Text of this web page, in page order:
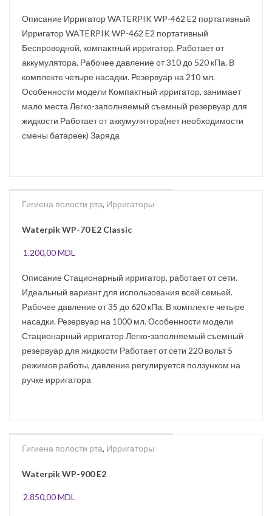
Описание Ирригатор WATERPIK WP-462 E2 портативный
Ирригатор WATERPIK WP-462 E2 портативный
Беспроводной, компактный ирригатор. Работает от
аккумулятора. Рабочее давление от 310 до 520 кПа. В
комплекте четыре насадки. Резервуар на 210 мл.
Особенности модели Компактный ирригатор, занимает
мало места Легко-заполняемый съемный резервуар для
жидкости Работает от аккумулятора(нет необходимости
смены батареек) Заряда
Гигиена полости рта, Ирригаторы
Waterpik WP-70 E2 Classic
1.200,00MDL
Описание Стационарный ирригатор, работает от сети.
Идеальный вариант для использования всей семьей.
Рабочее давление от 35 до 620 кПа. В комплекте четыре
насадки. Резервуар на 1000 мл. Особенности модели
Стационарный ирригатор Легко-заполняемый съемный
резервуар для жидкости Работает от сети 220 вольт 5
режимов работы, давление регулируется ползунком на
ручке ирригатора
SOLD
Гигиена полости рта, Ирригаторы
Waterpik WP-900 E2
2.850,00MDL